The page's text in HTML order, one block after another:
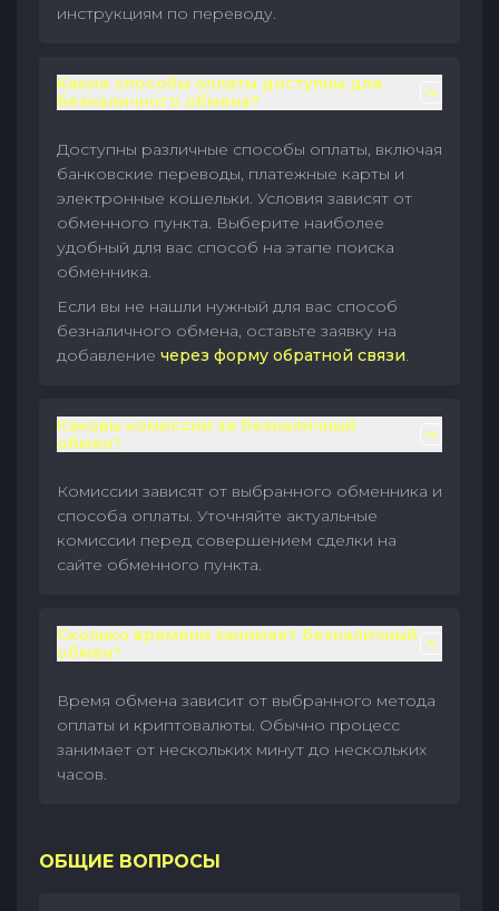
инструкциям по переводу.
Какие способы оплаты доступны для
безналичного обмена?
Доступны различные способы оплаты, включая
банковские переводы, платежные карты и
электронные кошельки. Условия зависят от
обменного пункта. Выберите наиболее
удобный для вас способ на этапе поиска
обменника.
Если вы не нашли нужный для вас способ
безналичного обмена, оставьте заявку на
добавление через форму обратной связи.
Каковы комиссии за безналичный
обмен?
Комиссии зависят от выбранного обменника и
способа оплаты. Уточняйте актуальные
комиссии перед совершением сделки на
сайте обменного пункта.
Сколько времени занимает безналичный
обмен?
Время обмена зависит от выбранного метода
оплаты и криптовалюты. Обычно процесс
занимает от нескольких минут до нескольких
часов.
ОБЩИЕ ВОПРОСЫ